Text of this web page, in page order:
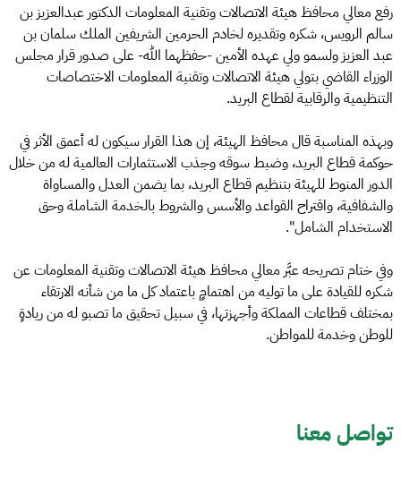
رفع معالي محافظ هيئة الاتصالات وتقنية المعلومات الدكتور عبدالعزيز بن
سالم الرويس، شكره وتقديره لخادم الحرمين الشريفين الملك سلمان بن
عبد العزيز ولسمو ولي عهده الأمين -حفظهما الله- على صدور قرار مجلس
الوزراء القاضي بتولي هيئة الاتصالات وتقنية المعلومات الاختصاصات
التنظيمية والرقابية لقطاع البريد.
وبهذه المناسبة قال محافظ الهيئة، إن هذا القرار سيكون له أعمق الأثر في
حوكمة قطاع البريد، وضبط سوقه وجذب الاستثمارات العالمية له من خلال
الدور المنوط للهيئة بتنظيم قطاع البريد، بما يضمن العدل والمساواة
والشفافية، واقتراح القواعد والأسس والشروط بالخدمة الشاملة وحق
الاستخدام الشامل".
وفي ختام تصريحه عبَّر معالي محافظ هيئة الاتصالات وتقنية المعلومات عن
شكره للقيادة على ما توليه من اهتمامٍ باعتماد كل ما من شأنه الارتقاء
بمختلف قطاعات المملكة وأجهزتها، في سبيل تحقيق ما تصبو له من ريادةٍ
للوطن وخدمة للمواطن.
تواصل معنا